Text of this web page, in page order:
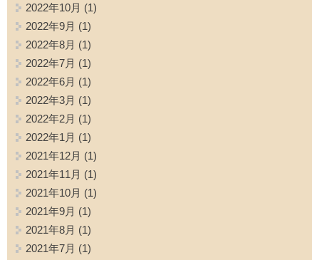
2022年10月 (1)
2022年9月 (1)
2022年8月 (1)
2022年7月 (1)
2022年6月 (1)
2022年3月 (1)
2022年2月 (1)
2022年1月 (1)
2021年12月 (1)
2021年11月 (1)
2021年10月 (1)
2021年9月 (1)
2021年8月 (1)
2021年7月 (1)